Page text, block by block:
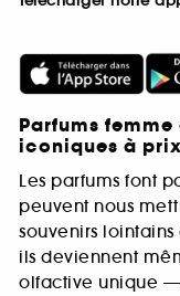
Parfums
iconiques à
Les parfums font
peuvent nous
souvenirs
ils deviennent
olfactive unique